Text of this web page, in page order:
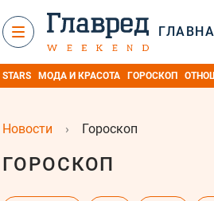
STARS МОДА И КРАСОТА ГОРОСКОП
Новости › Гороскоп
ГОРОСКОП